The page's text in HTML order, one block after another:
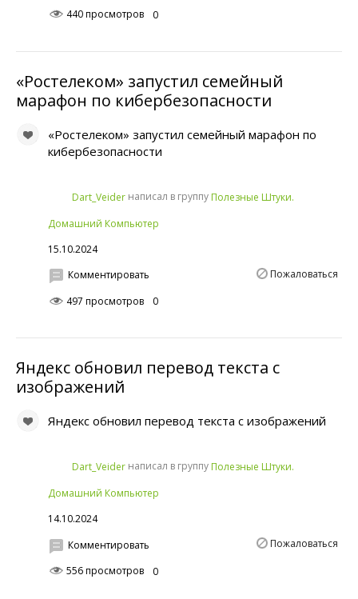
440 просмотров 0
«Ростелеком» запустил семейный
марафон по кибербезопасности
«Ростелеком» запустил семейный марафон по
кибербезопасности
Dart_Veider написал в группу Полезные Штуки.
Домашний Компьютер
15.10.2024
Пожаловаться
Комментировать
497 просмотров
0
Яндекс обновил перевод текста с
изображений
Яндекс обновил перевод текста с изображений
Dart_Veider написал в группу Полезные Штуки.
Домашний Компьютер
14.10.2024
Пожаловаться
Комментировать
556 просмотров
0